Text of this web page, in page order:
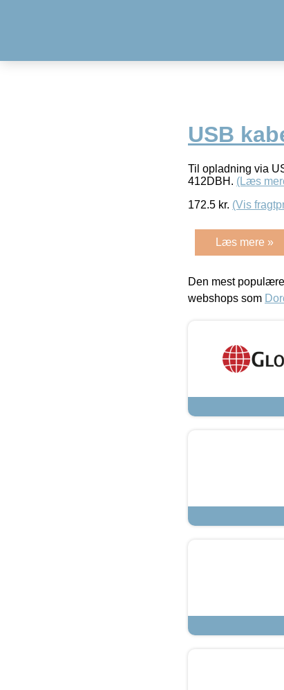
USB
Til opladning via
412DBH. (Læs
172.5 kr. (Vis
Læs mere »
Den mest
webshops som